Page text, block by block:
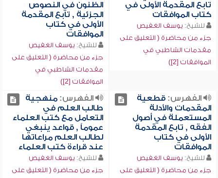
تابع المقدمة الأولى في
كتاب الموافقات
للشيخ: يوسف الغفيص
جزء من محاضرة ( التعليق على
مقدمات الشاطبي في
الموافقات [2])
الظنون في النصوص
الجزئية , تابع المقدمة
الأولى في كتاب
الموافقات
للشيخ: يوسف الغفيص
جزء من محاضرة ( التعليق على
مقدمات الشاطبي في
الموافقات [2])
الفهرس:قطعية
المقدمات والأدلة
المستعملة في أصول
الفقه , تابع المقدمة
الأولى في كتاب
الموافقات
للشيخ: يوسف الغفيص
جزء من محاضرة ( التعليق على
الفهرس:منهجية
طالب العلم في
التعامل مع كتب العلماء
عموماً , قواعد ينبغي
لطالب العلم مراعاتها
عند قراءة كتب العلماء
للشيخ: يوسف الغفيص
جزء من محاضرة ( التعليق على